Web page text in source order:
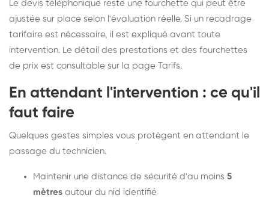
Le devis téléphonique reste une fourchette qui peut être
ajustée sur place selon l'évaluation réelle. Si un recadrage
tarifaire est nécessaire, il est expliqué avant toute
intervention. Le détail des prestations et des fourchettes
de prix est consultable sur la page Tarifs.
En attendant l'intervention : ce qu'il
faut faire
Quelques gestes simples vous protègent en attendant le
passage du technicien.
Maintenir une distance de sécurité d'au moins 5
mètres autour du nid identifié